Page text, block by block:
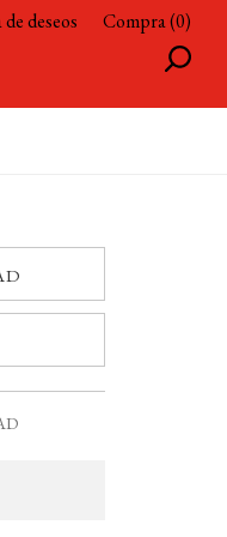
deseos Compra (0)